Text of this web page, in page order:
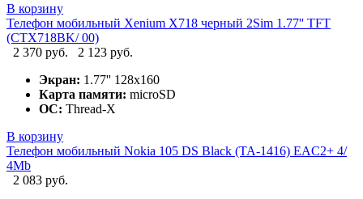
В корзину
Телефон мобильный Xenium X718 черный 2Sim 1.77'' TFT
(CTX718BK/ 00)
2 370 руб.
2 123 руб.
Экран: 1.77'' 128x160
Карта памяти: microSD
ОС: Thread-X
В корзину
Телефон мобильный Nokia 105 DS Black (TA-1416) EAC2+ 4/
4Mb
2 083 руб.